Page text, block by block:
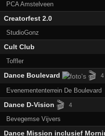
PCA Amstelveen
Creatorfest 2.0
StudioGonz
Cult Club
Toffler
Dance Boulevard 🎬 4
Evenemententerrein De Boulevard
Dance D-Vision 🎬 4
Bevegemse Vijvers
Dance Mission inclusief